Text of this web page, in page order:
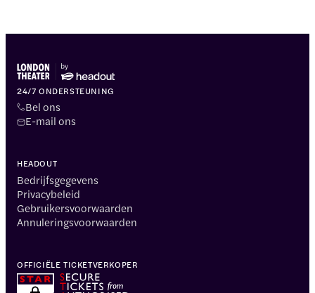
24/7 ONDERSTEUNING
Bel ons
E-mail ons
HEADOUT
Bedrijfsgegevens
Privacybeleid
Gebruikersvoorwaarden
Annuleringsvoorwaarden
OFFICIËLE TICKETVERKOPER